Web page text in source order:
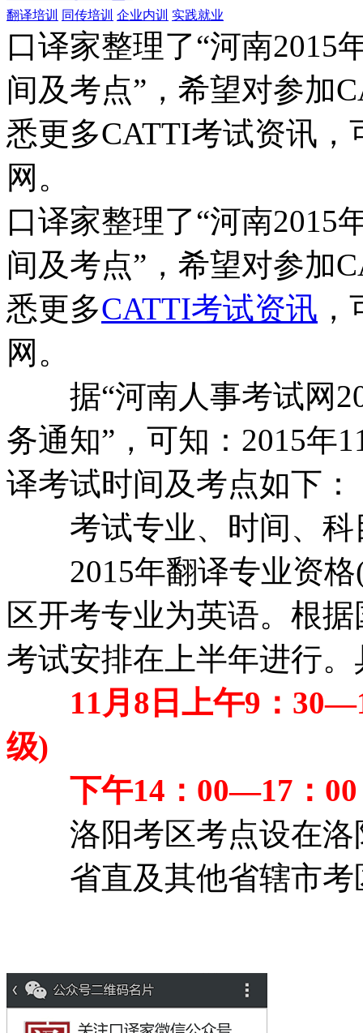
翻译培训 同传培训 企业内训 实践就业
口译家整理了“河南2015
间及考点”，希望对参加
悉更多CATTI考试资讯
网。
口译家整理了“河南2015
间及考点”，希望对参加
悉更多CATTI考试资讯
网。
据“河南人事考试网
务通知”，可知：2015年
译考试时间及考点如下：
考试专业、时间、科
2015年翻译专业资格(
区开考专业为英语。根
考试安排在上半年进行
11月8日上午9：
级)
下午14：00—17：00
洛阳考区考点设在洛
省直及其他省辖市考